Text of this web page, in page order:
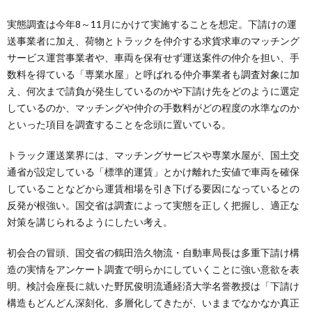
実態調査は今年8～11月にかけて実施することを想定。下請けの運
送事業者に加え、荷物とトラックを仲介する求貨求車のマッチング
サービス運営事業者や、車両を保有せず運送案件の仲介を担い、手
数料を得ている「専業水屋」と呼ばれる仲介事業者も調査対象に加
え、何次まで請負が発生しているのかや下請け先をどのように選定
しているのか、マッチングや仲介の手数料がどの程度の水準なのか
といった項目を調査することを念頭に置いている。
トラック運送業界には、マッチングサービスや専業水屋が、国土交
通省が設定している「標準的運賃」とかけ離れた安値で車両を確保
していることなどから運賃相場を引き下げる要因になっているとの
反発が根強い。国交省は調査によって実態を正しく把握し、適正な
対策を講じられるようにしたい考え。
初会合の冒頭、国交省の鶴田浩久物流・自動車局長は多重下請け構
造の実情をアンケート調査で明らかにしていくことに強い意欲を表
明。検討会座長に就いた野尻俊明流通経済大学名誉教授は「下請け
構造もどんどん深刻化、多層化してきたが、いままでなかなか真正